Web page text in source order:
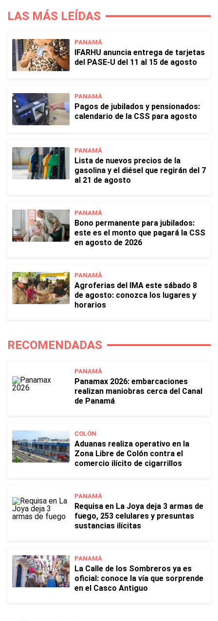
LAS MÁS LEÍDAS
PANAMÁ
IFARHU anuncia entrega de tarjetas
del PASE-U del 11 al 15 de agosto
PANAMÁ
Pagos de jubilados y pensionados:
calendario de la CSS para agosto
PANAMÁ
Lista de nuevos precios de la
gasolina y el diésel que regirán del 7
al 21 de agosto
PANAMÁ
Bono permanente para jubilados:
este es el monto que pagará la CSS
en agosto de 2026
PANAMÁ
Agroferias del IMA este sábado 8
de agosto: conozca los lugares y
horarios
RECOMENDADAS
PANAMÁ
Panamax 2026: embarcaciones
realizan maniobras cerca del Canal
de Panamá
COLÓN
Aduanas realiza operativo en la
Zona Libre de Colón contra el
comercio ilícito de cigarrillos
PANAMÁ
Requisa en La Joya deja 3 armas de
fuego, 253 celulares y presuntas
sustancias ilícitas
PANAMÁ
La Calle de los Sombreros ya es
oficial: conoce la vía que sorprende
en el Casco Antiguo